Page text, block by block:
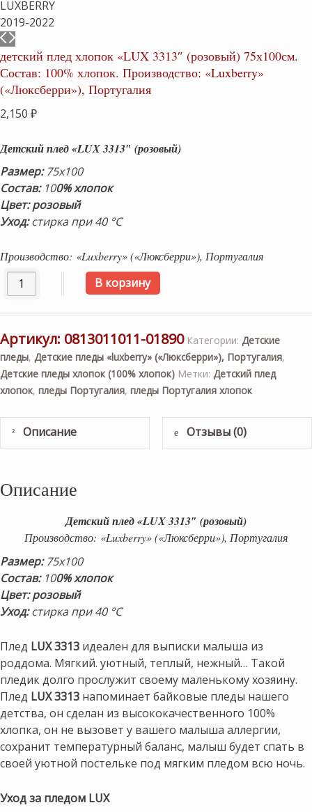
детский плед хлопок «LUX 3313″ (розовый) 75х100см.
Состав: 100% хлопок. Производство: «Luxberry»
(«Люксберри»), Португалия
2,150 ₽
Детский плед «LUX 3313″ (розовый)
Размер:75х100
Состав:100% хлопок
Цвет: розовый
Уход:стирка при 40 °С
Производство: «Luxberry» («Люксберри»), Португалия
Количество товара детский плед хлопок «LUX 3313″
В корзину
Артикул: 0813011011-01890 Категории: Детские
пледы, Детские пледы «luxberry» («Люксберри»), Португалия,
Детские пледы хлопок (100% хлопок) Метки: Детский плед
хлопок, пледы Португалия, пледы Португалия хлопок
Описание Отзывы (0)
Описание
Детский плед «LUX 3313″ (розовый)
Производство: «Luxberry» («Люксберри»), Португалия
Размер:75х100
Состав:100% хлопок
Цвет: розовый
Уход:стирка при 40 °С
Плед LUX 3313 идеален для выписки малыша из
роддома. Мягкий. уютный, теплый, нежный… Такой
пледик долго прослужит своему маленькому хозяину.
Плед LUX 3313 напоминает байковые пледы нашего
детства, он сделан из высококачественного 100%
хлопка, он не вызовет у вашего малыша аллергии,
сохранит температурный баланс, малыш будет спать в
своей уютной постельке под мягким пледом всю ночь.
Уход за пледом LUX